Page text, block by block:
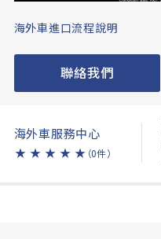
海外車進口流程說明
聯絡我們
海外車服務中心
★ ★ ★ ★ ★ （0件）